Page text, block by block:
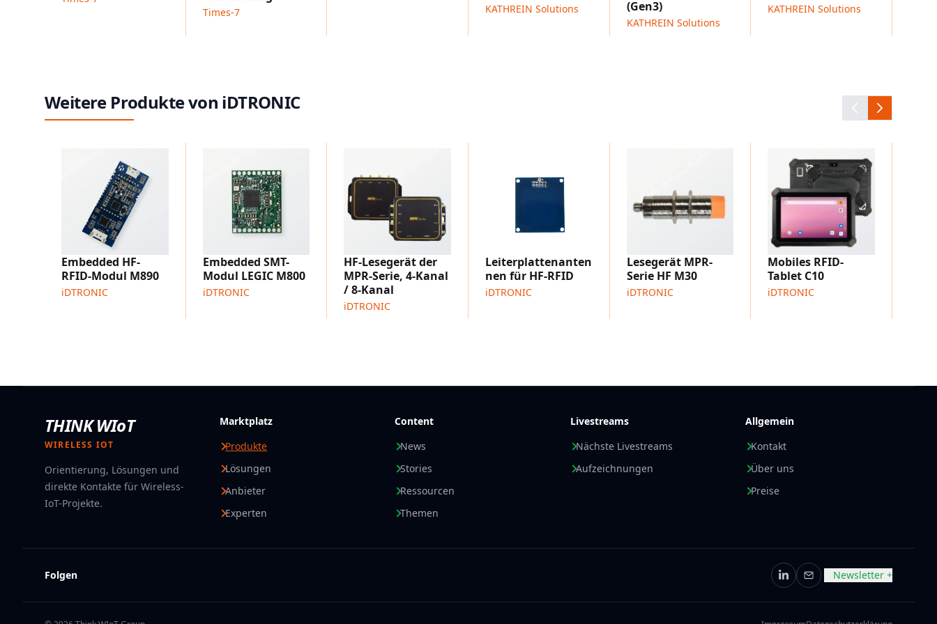
Einzelhandel / Bestandsverwaltung
Times-7 KATHREIN Solutions
(Gen3)
KATHREIN Solutions
KATHREIN Solutions
Weitere Produkte von iDTRONIC
Embedded HF-
RFID-Modul M890
iDTRONIC
Embedded SMT-
Modul LEGIC M800
iDTRONIC
HF-Lesegerät der
MPR-Serie, 4-Kanal
/ 8-Kanal
iDTRONIC
Leiterplattenanten
nen für HF-RFID
iDTRONIC
Lesegerät MPR-
Serie HF M30
iDTRONIC
Mobiles RFID-
Tablet C10
iDTRONIC
THINK WIoT
WIRELESS IOT
Orientierung, Lösungen und
direkte Kontakte für Wireless-
IoT-Projekte.
Marktplatz
Produkte
Lösungen
Anbieter
Experten
Content
News
Stories
Ressourcen
Themen
Livestreams
Nächste Livestreams
Aufzeichnungen
Allgemein
Kontakt
Über uns
Preise
Folgen LinkedIn
E-MailNewsletter +